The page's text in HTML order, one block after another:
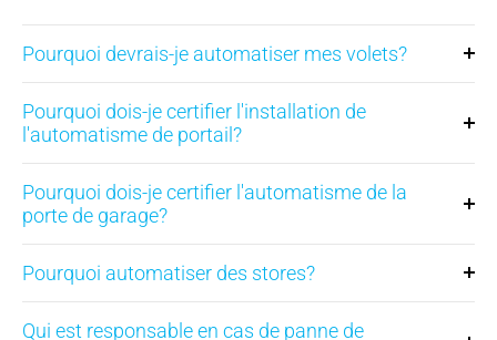
Pourquoi devrais-je automatiser mes volets?
Pourquoi dois-je certifier l'installation de
l'automatisme de portail?
Pourquoi dois-je certifier l'automatisme de la
porte de garage?
Pourquoi automatiser des stores?
Qui est responsable en cas de panne de